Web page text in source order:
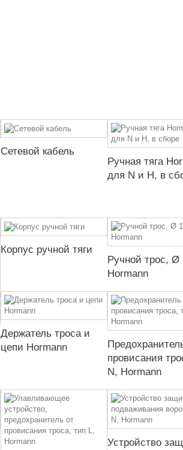
Сетевой кабель
Ручная тяга
для N и H, в
Корпус ручной тяги
Ручной трос,
Hormann
Держатель троса и
цепи Hormann
провисания
N, Hormann
Устройство